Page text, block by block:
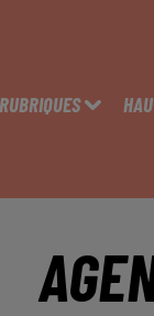
RUBRIQUES